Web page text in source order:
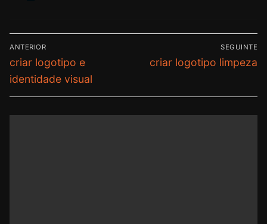
ANTERIOR
criar logotipo e
identidade visual
SEGUINTE
criar logotipo limpeza